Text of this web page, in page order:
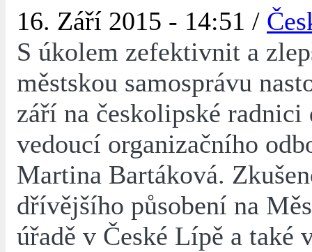
16. Září 2015 - 14:51 /
S úkolem zefektivnit a
městskou samosprávu
září na českolipské radnici
vedoucí organizačního
Martina Bartáková.
dřívějšího působení na
úřadě v České Lípě a také